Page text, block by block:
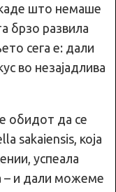
што немаше
брзо развила
сега е: дали
во незајадлива
обидот да се
sakaiensis, која
успеала
– и дали можеме